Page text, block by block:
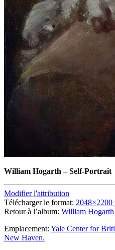
William Hogarth –Self-Portrait
Modifier l'attribution
Télécharger le format: 2048×2200
Retour à l’album: William Hogarth
Emplacement: Yale Center for
New Haven.